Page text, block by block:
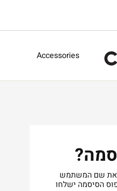
Accessories
את שם המשתמש
הסיסמה ישלחו